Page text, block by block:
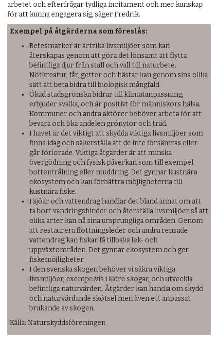
arbetet och efterfrågar tydliga incitament och mer kunskap
för att kunna engagera sig, säger Fredrik.
Exempel på åtgärderna som föreslås:
Betesmarker är artrika livsmiljöer som kan
återskapas genom att göra det lönsamt att flytta
befintliga djur från stall och vall till naturbete.
Nötkreatur, får, getter och hästar kan genom sina olika
sätt att beta bidra till biologisk mångfald.
Ökad stadsgrönska bidrar till klimatanpassning,
erbjuder svalka, och är positivt för människors hälsa.
Kommuner och andra aktörer behöver arbeta för att
bevara och öka andelen grönytor och träd.
I havet är det viktigt att skydda viktiga livsmiljöer som
finns idag och säkerställa att de inte försämras eller
går förlorade. Viktiga åtgärder är att minska
övergödning och fysisk påverkan som till exempel
bottentrålning eller muddring. Det gynnar kustnära
ekosystem och kan förbättra möjligheterna till
kustnära fiske.
I sjöar och vattendrag handlar det bland annat om att
ta bort vandringshinder och återställa livsmiljöer så att
olika arter kan nå sina ursprungliga områden. Genom
att restaurera flottningsleder och andra rensade
vattendrag kan fiskar få tillbaka lek- och
uppväxtområden. Det gynnar ekosystem och ger
fiskemöjligheter.
I den svenska skogen behöver vi säkra viktiga
livsmiljöer, exempelvis i äldre skogar, och utveckla
befintliga naturvärden. Åtgärder kan handla om skydd
och naturvårdande skötsel men även ett anpassat
brukande av skogen.
Källa: Naturskyddsföreningen